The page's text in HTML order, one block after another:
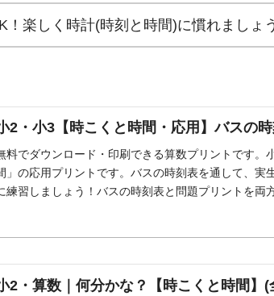
！楽しく時計(時刻と時間)に慣れましょ
2・小3【時こくと時間・応用】バスの
料でダウンロード・印刷できる算数プリントです。
」の応用プリントです。バスの時刻表を通して、実
練習しましょう！バスの時刻表と問題プリントを両
2・算数｜何分かな？【時こくと時間】(